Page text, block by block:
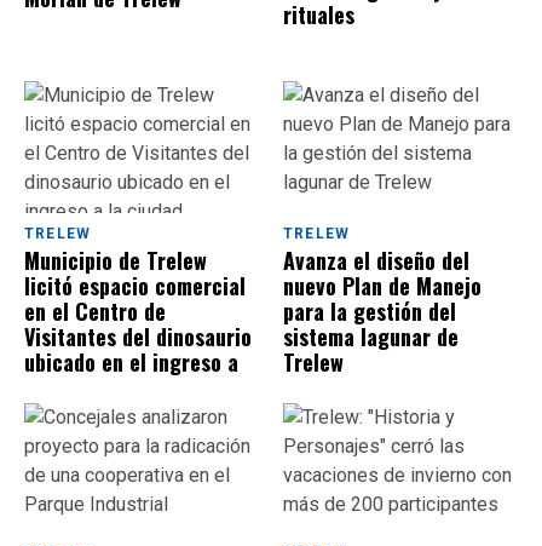
rituales
TRELEW
Municipio de Trelew
licitó espacio comercial
en el Centro de
Visitantes del dinosaurio
ubicado en el ingreso a
TRELEW
Avanza el diseño del
nuevo Plan de Manejo
para la gestión del
sistema lagunar de
Trelew